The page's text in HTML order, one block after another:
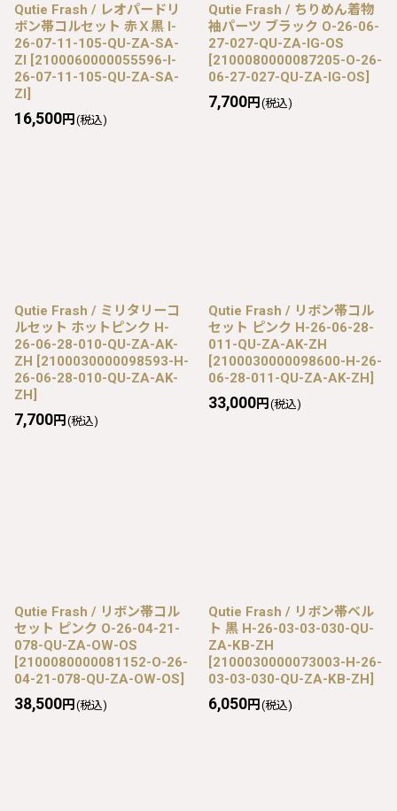
Qutie Frash / レオパードリ
ボン帯コルセット 赤Ｘ黒 I-
26-07-11-105-QU-ZA-SA-
ZI [2100060000055596-I-
26-07-11-105-QU-ZA-SA-
ZI]
16,500円 (税込)
Qutie Frash / ちりめん着物
袖パーツ ブラック O-26-06-
27-027-QU-ZA-IG-OS
[2100080000087205-O-26-
06-27-027-QU-ZA-IG-OS]
7,700円 (税込)
Qutie Frash / ミリタリーコ
ルセット ホットピンク H-
26-06-28-010-QU-ZA-AK-
ZH [2100030000098593-H-
26-06-28-010-QU-ZA-AK-
ZH]
7,700円 (税込)
Qutie Frash / リボン帯コル
セット ピンク H-26-06-28-
011-QU-ZA-AK-ZH
[2100030000098600-H-26-
06-28-011-QU-ZA-AK-ZH]
33,000円 (税込)
Qutie Frash / リボン帯コル
セット ピンク O-26-04-21-
078-QU-ZA-OW-OS
[2100080000081152-O-26-
04-21-078-QU-ZA-OW-OS]
38,500円 (税込)
Qutie Frash / リボン帯ベル
ト 黒 H-26-03-03-030-QU-
ZA-KB-ZH
[2100030000073003-H-26-
03-03-030-QU-ZA-KB-ZH]
6,050円 (税込)